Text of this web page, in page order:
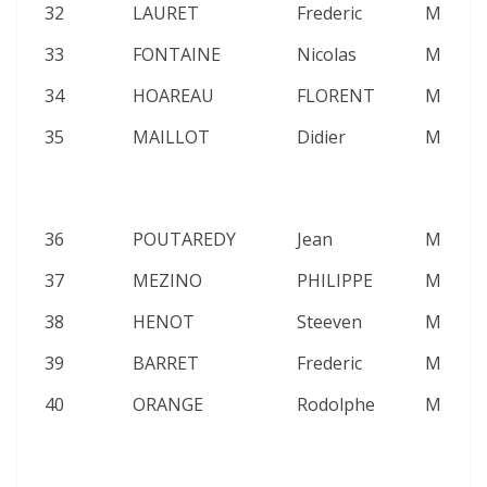
32 LAURET Frederic M
33
FONTAINE Nicolas M
34
HOAREAU FLORENT M
35
MAILLOT Didier M
36 POUTAREDY Jean M
37
MEZINO PHILIPPE M
38
HENOT Steeven M
39
BARRET Frederic M
40
ORANGE Rodolphe M